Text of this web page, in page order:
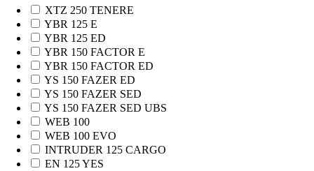
XTZ 250 TENERE
YBR 125 E
YBR 125 ED
YBR 150 FACTOR E
YBR 150 FACTOR ED
YS 150 FAZER ED
YS 150 FAZER SED
YS 150 FAZER SED UBS
WEB 100
WEB 100 EVO
INTRUDER 125 CARGO
EN 125 YES